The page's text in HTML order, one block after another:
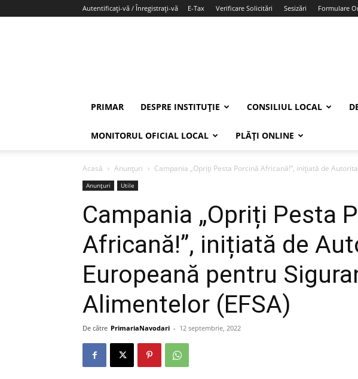
Autentificați-vă / Înregistrați-vă E-Tax Verificare Solicitări Sesizări Formulare
PRIMAR DESPRE INSTITUȚIE CONSILIUL LOCAL
MONITORUL OFICIAL LOCAL PLĂȚI ONLINE
Acasă Anunțuri Campania „Opriți Pesta Porcină Africană!”, inițiată de
Anunțuri Utile
Campania „Opriți Pesta
Africană!”, inițiată de
Europeană pentru
Alimentelor (EFSA)
De către PrimariaNavodari - 12 septembrie, 2022